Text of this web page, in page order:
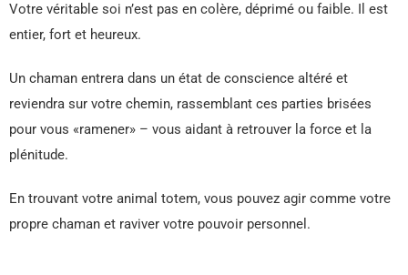
Votre véritable soi n’est pas en colère, déprimé ou faible. Il est
entier, fort et heureux.
Un chaman entrera dans un état de conscience altéré et
reviendra sur votre chemin, rassemblant ces parties brisées
pour vous «ramener» – vous aidant à retrouver la force et la
plénitude.
En trouvant votre animal totem, vous pouvez agir comme votre
propre chaman et raviver votre pouvoir personnel.